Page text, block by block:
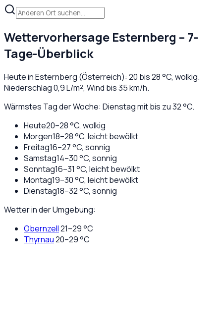
Wettervorhersage Esternberg – 7-
Tage-Überblick
Heute inEsternberg (Österreich): 20 bis28°C, wolkig.
Niederschlag0,9L/m², Wind bis35km/h.
Wärmstes Tag der Woche: Dienstag mit bis zu 32 °C.
Heute20–28°C, wolkig
Morgen18–28°C, leicht bewölkt
Freitag16–27°C, sonnig
Samstag14–30°C, sonnig
Sonntag16–31 °C, leicht bewölkt
Montag19–30°C, leicht bewölkt
Dienstag18–32°C, sonnig
Wetter in der Umgebung:
Obernzell21–29°C
Thyrnau20–29°C